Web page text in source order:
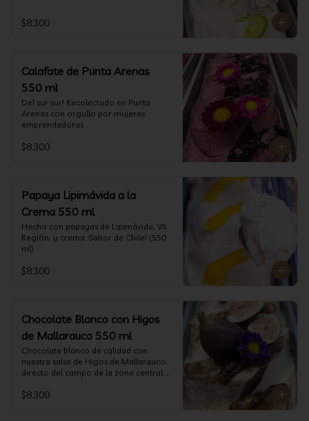
$8.300
Calafate de Punta Arenas
550 ml
Del sur sur! Recolectado en Punta
Arenas con orgullo por mujeres
emprendedoras.
$8.300
Papaya Lipimávida a la
Crema 550 ml
Hecho con papayas de Lipimávida, VII
Región, y crema. Sabor de Chile! (550
ml)
$8.300
Chocolate Blanco con Higos
de Mallarauco 550 ml
Chocolate blanco de calidad con
nuestra salsa de Higos de Mallarauco,
directo del campo de la zona central.
$8.300